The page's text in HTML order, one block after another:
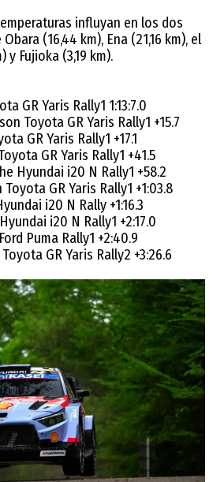
influyan en los dos
(16,44 km), Ena (21,16 km), el
y Fujioka (3,19 km).
GR Yaris Rally1 1:13:7.0
Toyota GR Yaris Rally1 +15.7
GR Yaris Rally1 +17.1
GR Yaris Rally1 +41.5
Hyundai i20 N Rally1 +58.2
GR Yaris Rally1 +1:03.8
i20 N Rally +1:16.3
i20 N Rally1 +2:17.0
Puma Rally1 +2:40.9
GR Yaris Rally2 +3:26.6